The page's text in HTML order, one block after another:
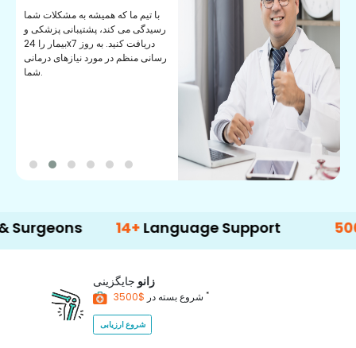
به طور منظم از مشاوران پزشکی
مجرب ما پشتیبانی دریافت کنید. ارائه
14+Language Support 500+
زانو جایگزینی
شروع بسته در *
شروع ارزیابی